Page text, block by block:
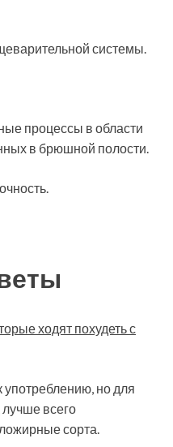
системы.
процессы в области
в брюшной полости.
ходят похудеть с
но для
всего
сорта.